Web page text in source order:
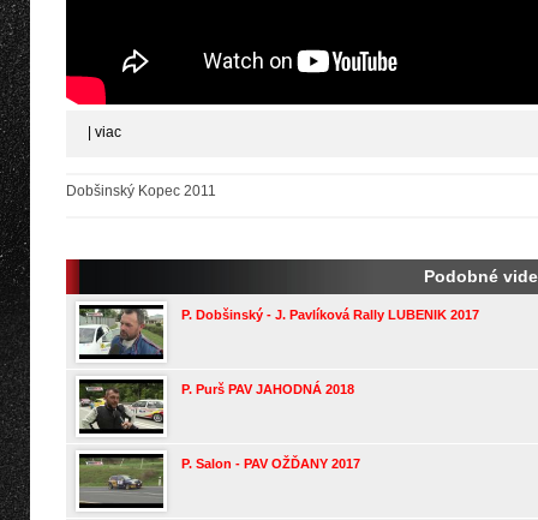
viac
Dobšinský Kopec 2011
Podobné
P. Dobšinský - J. Pavlíková Rally LUBENIK 2017
P. Purš PAV JAHODNÁ 2018
P. Salon - PAV OŽĎANY 2017